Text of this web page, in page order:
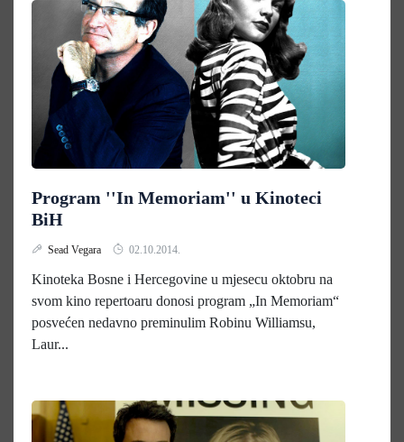
Program ''In Memoriam'' u Kinoteci
BiH
Sead Vegara 02.10.2014.
Kinoteka Bosne i Hercegovine u mjesecu oktobru na
svom kino repertoaru donosi program „In Memoriam“
posvećen nedavno preminulim Robinu Williamsu,
Laur...